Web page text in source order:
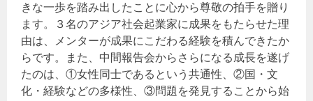
きな一歩を踏み出したことに心から尊敬の拍手を贈り
ます。３名のアジア社会起業家に成果をもたらせた理
由は、メンターが成果にこだわる経験を積んできたか
らです。また、中間報告会からさらになる成長を遂げ
たのは、①女性同士であるという共通性、②国・文
化・経験などの多様性、③問題を発見することから始